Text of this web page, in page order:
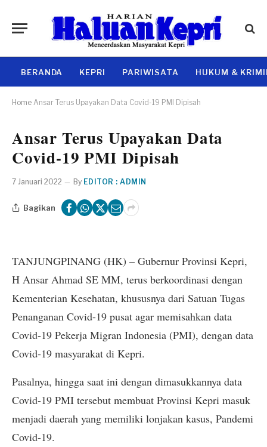
BERANDA KEPRI PARIWISATA HUKUM &
Home Ansar Terus Upayakan Data Covid-19 PMI Dipisah
Ansar Terus Upayakan Data
Covid-19 PMI Dipisah
7 Januari 2022 By EDITOR : ADMIN
Bagikan
TANJUNGPINANG (HK) – Gubernur Provinsi Kepri,
H Ansar Ahmad SE MM, terus berkoordinasi dengan
Kementerian Kesehatan, khususnya dari Satuan Tugas
Penanganan Covid-19 pusat agar memisahkan data
Covid-19 Pekerja Migran Indonesia (PMI), dengan data
Covid-19 masyarakat di Kepri.
Pasalnya, hingga saat ini dengan dimasukkannya data
Covid-19 PMI tersebut membuat Provinsi Kepri masuk
menjadi daerah yang memiliki lonjakan kasus, Pandemi
Covid-19.